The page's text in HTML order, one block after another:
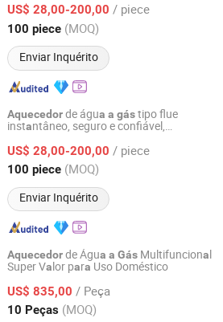
Seguro e Confiável p ar aCamping
US$ 28,00-200,00 / piece
100 piece (MOQ)
Enviar Inquérito
Desde 2025
Aquecedorde água a gástipo flue
instantâneo, seguro e confiável,
US$ 28,00-200,00 / piece
100 piece (MOQ)
Enviar Inquérito
Co., Ltd.
Desde 2025
Aquecedorde Água a Gás Multifunciona
Super Va lor para Uso Doméstico
US$ 835,00 / Peça
10 Peças (MOQ)
Co., Ltd.
Desde 2025